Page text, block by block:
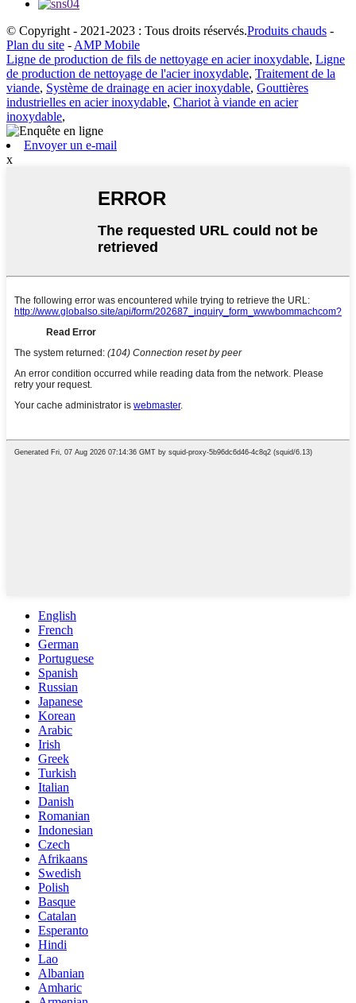
© Copyright - 2021-2023 : Tous droits réservés.Produits chauds -
Plan du site -AMP Mobile
Ligne de production de fils de nettoyage en acier inoxydable, Ligne
de production de nettoyage de l'acier inoxydable, Traitement de la
viande, Système de drainage en acier inoxydable, Gouttières
industrielles en acier inoxydable, Chariot à viande en acier
inoxydable,
Envoyer un e-mail
x
English
French
German
Portuguese
Spanish
Russian
Japanese
Korean
Arabic
Irish
Greek
Turkish
Italian
Danish
Romanian
Indonesian
Czech
Afrikaans
Swedish
Polish
Basque
Catalan
Esperanto
Hindi
Lao
Albanian
Amharic